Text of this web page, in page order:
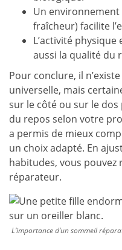
Un
fraîcheur) facilite
L’activité
aussi la qualité du
Pour conclure, il
universelle, mais
sur le côté ou sur le
du repos selon votre
a permis de mieux
un choix adapté. En
habitudes, vous
réparateur.
L’importance d’un sommeil